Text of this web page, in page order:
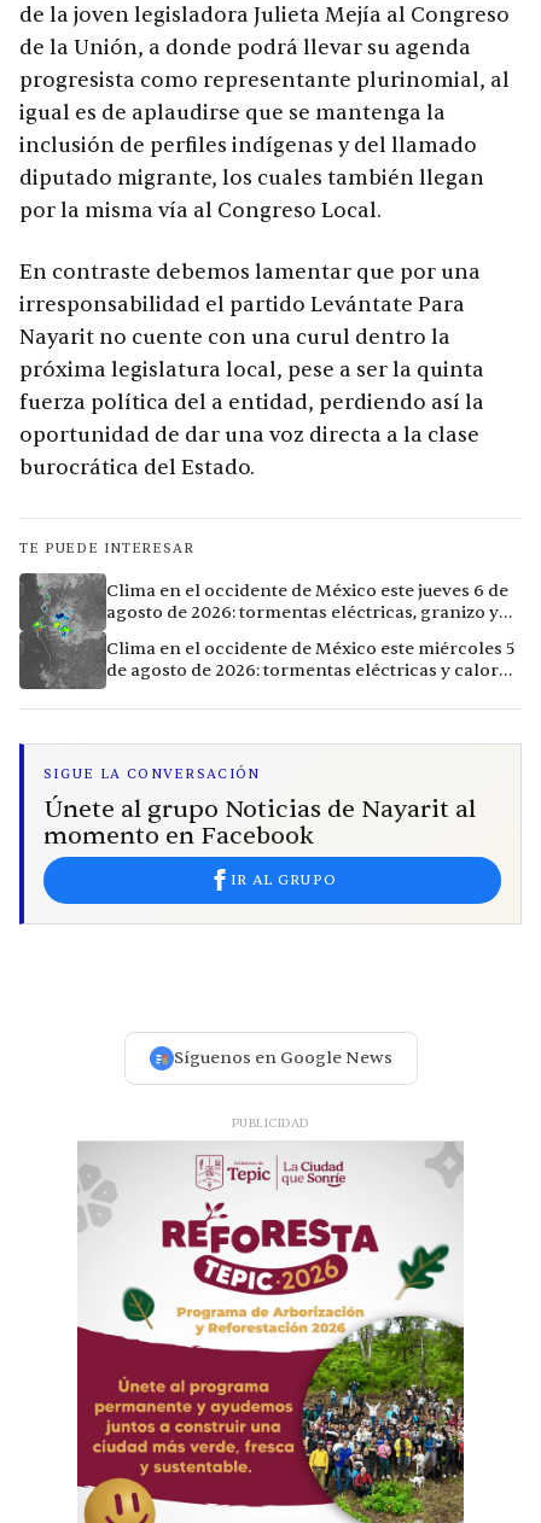
de la joven legisladora Julieta Mejía al Congreso
de la Unión, a donde podrá llevar su agenda
progresista como representante plurinomial, al
igual es de aplaudirse que se mantenga la
inclusión de perfiles indígenas y del llamado
diputado migrante, los cuales también llegan
por la misma vía al Congreso Local.
En contraste debemos lamentar que por una
irresponsabilidad el partido Levántate Para
Nayarit no cuente con una curul dentro la
próxima legislatura local, pese a ser la quinta
fuerza política del a entidad, perdiendo así la
oportunidad de dar una voz directa a la clase
burocrática del Estado.
TE PUEDE INTERESAR
Clima en el occidente de México este jueves 6 de
agosto de 2026: tormentas eléctricas, granizo y
Clima en el occidente de México este miércoles 5
de agosto de 2026: tormentas eléctricas y calor
SIGUE LA CONVERSACIÓN
Únete al grupo Noticias de Nayarit al
momento en Facebook
IR AL GRUPO
Síguenos en Google News
PUBLICIDAD